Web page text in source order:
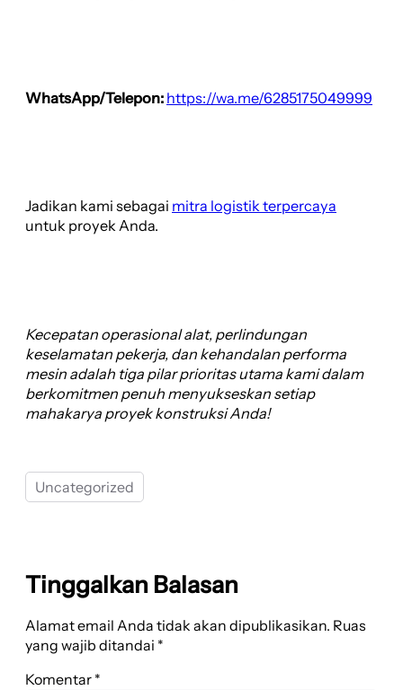
WhatsApp/Telepon: https://wa.me/6285175049999
Jadikan kami sebagai mitra logistik terpercaya
untuk proyek Anda.
Kecepatan operasional alat, perlindungan
keselamatan pekerja, dan kehandalan performa
mesin adalah tiga pilar prioritas utama kami dalam
berkomitmen penuh menyukseskan setiap
mahakarya proyek konstruksi Anda!
Uncategorized
Tinggalkan Balasan
Alamat email Anda tidak akan dipublikasikan. Ruas
yang wajib ditandai *
Komentar *